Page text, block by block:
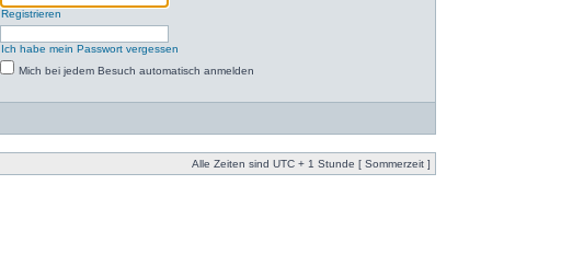
Registrieren
Ich habe mein Passwort vergessen
Mich bei jedem Besuch automatisch anmelden
Alle Zeiten sind UTC + 1 Stunde [ Sommerzeit ]